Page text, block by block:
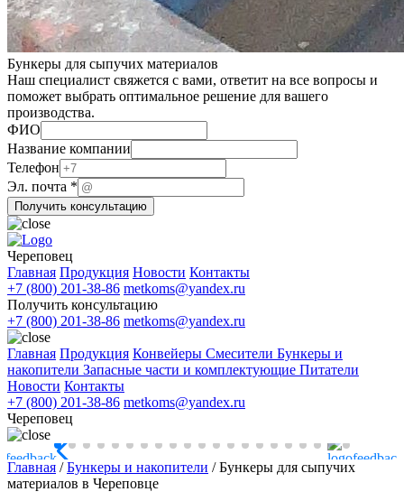
Бункеры для сыпучих материалов
Наш специалист свяжется с вами, ответит на все вопросы и
поможет выбрать оптимальное решение для вашего
производства.
ФИО
Название компании
Телефон
Название
компании
Эл.
Эл. почта *
Получить консультацию
Череповец
Главная Продукция Новости Контакты
+7 (800) 201-38-86 metkoms@yandex.ru
Получить консультацию
+7 (800) 201-38-86 metkoms@yandex.ru
Главная Продукция Конвейеры Смесители Бункеры и
накопители Запасные части и комплектующие Питатели
Новости Контакты
+7 (800) 201-38-86 metkoms@yandex.ru
Череповец
Главная /Бункеры и накопители /Бункеры для сыпучих
материалов в Череповце